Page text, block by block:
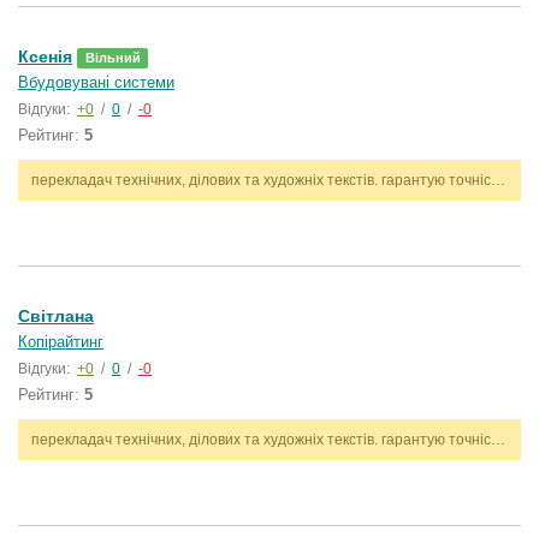
Ксенія Вільний
Вбудовувані системи
Відгуки: +0 / 0 / -0
Рейтинг: 5
перекладач технічних, ділових та художніх текстів. гарантую точність, стилістичну відповідність і дотримання термінів. працюю з англійською та українською мовами.
Світлана
Копірайтинг
Відгуки: +0 / 0 / -0
Рейтинг: 5
перекладач технічних, ділових та художніх текстів. гарантую точність, стилістичну відповідність і дотримання термінів. працюю з англійською та українською мовами.